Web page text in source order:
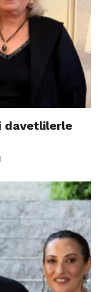
davetlilerle